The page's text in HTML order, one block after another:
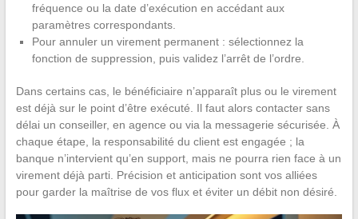
fréquence ou la date d’exécution en accédant aux
paramètres correspondants.
Pour annuler un virement permanent : sélectionnez la
fonction de suppression, puis validez l’arrêt de l’ordre.
Dans certains cas, le bénéficiaire n’apparaît plus ou le virement
est déjà sur le point d’être exécuté. Il faut alors contacter sans
délai un conseiller, en agence ou via la messagerie sécurisée. À
chaque étape, la responsabilité du client est engagée ; la
banque n’intervient qu’en support, mais ne pourra rien face à un
virement déjà parti. Précision et anticipation sont vos alliées
pour garder la maîtrise de vos flux et éviter un débit non désiré.